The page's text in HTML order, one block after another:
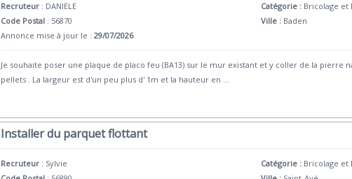
Recruteur : DANIELE
Code Postal : 56870
Annonce mise à jour le :29/07/2026
Catégorie : Bricolage et
Ville : Baden
Je souhaite poser une plaque de placo feu (BA13) sur le mur existant et y coller de la pierre
pellets . La largeur est d'un peu plus d' 1m et la hauteur en ...
Installer du parquet flottant
Recruteur : Sylvie
Catégorie : Bricolage et